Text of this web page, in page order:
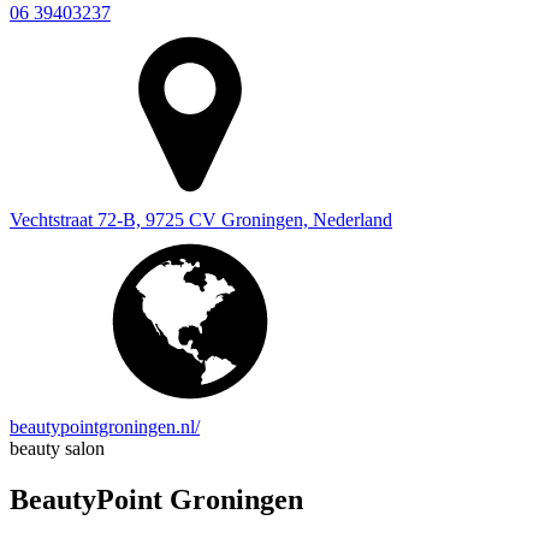
06 39403237
Vechtstraat 72-B, 9725 CV Groningen, Nederland
beautypointgroningen.nl/
beauty salon
BeautyPoint Groningen